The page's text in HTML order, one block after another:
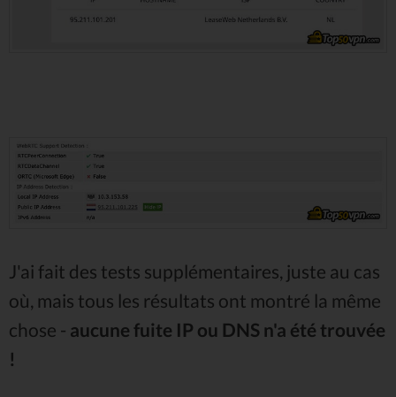
J'ai fait des tests supplémentaires, juste au cas
où, mais tous les résultats ont montré la même
chose - aucune fuite IP ou DNS n'a été trouvée
!